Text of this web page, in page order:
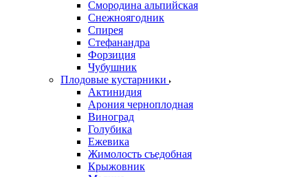
Смородина альпийская
Снежноягодник
Спирея
Стефанандра
Форзиция
Чубушник
Плодовые кустарники
Актинидия
Арония черноплодная
Виноград
Голубика
Ежевика
Жимолость съедобная
Крыжовник